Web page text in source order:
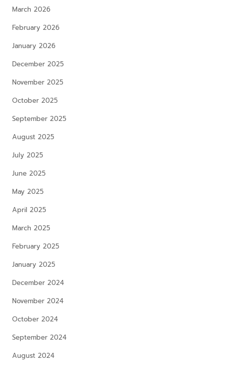
March 2026
February 2026
January 2026
December 2025
November 2025
October 2025
September 2025
August 2025
July 2025
June 2025
May 2025
April 2025
March 2025
February 2025
January 2025
December 2024
November 2024
October 2024
September 2024
August 2024